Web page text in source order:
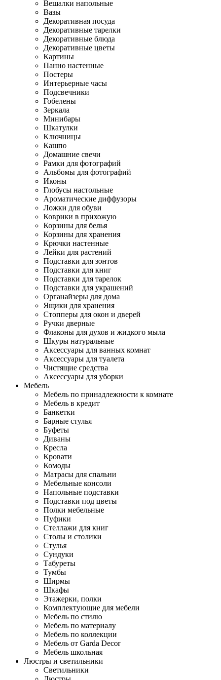
Вешалки напольные
Вазы
Декоративная посуда
Декоративные тарелки
Декоративные блюда
Декоративные цветы
Картины
Панно настенные
Постеры
Интерьерные часы
Подсвечники
Гобелены
Зеркала
Минибары
Шкатулки
Ключницы
Кашпо
Домашние свечи
Рамки для фотографий
Альбомы для фотографий
Иконы
Глобусы настольные
Ароматические диффузоры
Ложки для обуви
Коврики в прихожую
Корзины для белья
Корзины для хранения
Крючки настенные
Лейки для растений
Подставки для зонтов
Подставки для книг
Подставки для тарелок
Подставки для украшений
Органайзеры для дома
Ящики для хранения
Стопперы для окон и дверей
Ручки дверные
Флаконы для духов и жидкого мыла
Шкуры натуральные
Аксессуары для ванных комнат
Аксессуары для туалета
Чистящие средства
Аксессуары для уборки
Мебель
Мебель по принадлежности к комнате
Мебель в кредит
Банкетки
Барные стулья
Буфеты
Диваны
Кресла
Кровати
Комоды
Матрасы для спальни
Мебельные консоли
Напольные подставки
Подставки под цветы
Полки мебельные
Пуфики
Стеллажи для книг
Столы и столики
Стулья
Сундуки
Табуреты
Тумбы
Ширмы
Шкафы
Этажерки, полки
Комплектующие для мебели
Мебель по стилю
Мебель по материалу
Мебель по коллекции
Мебель от Garda Decor
Мебель школьная
Люстры и светильники
Светильники